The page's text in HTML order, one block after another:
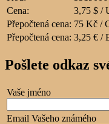
Cena:
3,75 $ /
Přepočtená cena: 75 Kč /
Přepočtená cena: 3,25 € /
Pošlete odkaz
Vaše jméno
Email Vašeho známého